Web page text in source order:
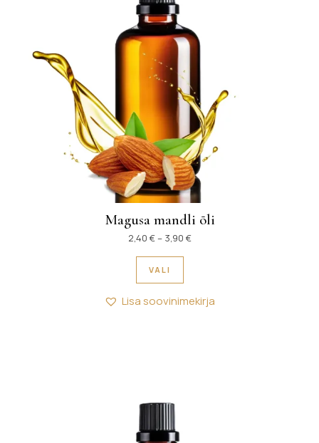
Magusa mandli õli
2,40 €– 3,90 €Hinnavahemik: 2,40 € kuni
VALI
Sellel tootel on mitu
Lisa soovinimekirja